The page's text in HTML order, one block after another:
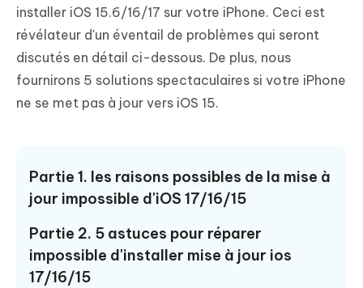
installer iOS 15.6/16/17 sur votre iPhone. Ceci est
révélateur d'un éventail de problèmes qui seront
discutés en détail ci-dessous. De plus, nous
fournirons 5 solutions spectaculaires si votre iPhone
ne se met pas à jour vers iOS 15.
Partie 1. les raisons possibles de la mise à
jour impossible d'iOS 17/16/15
Partie 2. 5 astuces pour réparer
impossible d'installer mise à jour ios
17/16/15